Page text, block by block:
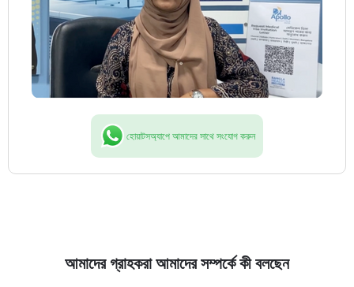
হোয়াটসঅ্যাপে আমাদের সাথে সংযোগ করুন
আমাদের গ্রাহকরা আমাদের সম্পর্কে কী বলছেন